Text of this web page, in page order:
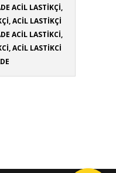
ACİL LASTİKÇİ,
ACİL LASTİKÇİ
ACİL LASTİKCİ,
ACİL LASTİKCİ